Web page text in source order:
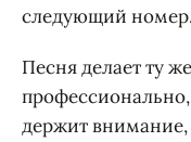
следующий номер.
Песня делает ту
держит внимание,